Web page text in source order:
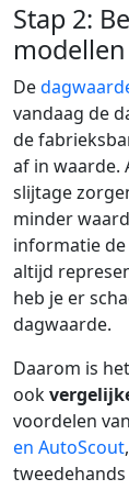
Stap 2:
modellen
De
vandaag de
de
af in waarde.
slijtage
minder
informatie
altijd
heb je er
dagwaarde.
Daarom is
ook
voordelen
en AutoScout
tweedehands